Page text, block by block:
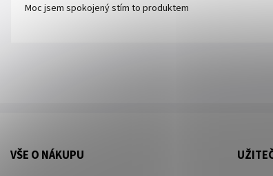
Moc jsem spokojený stím to produktem
VŠE O NÁKUPU